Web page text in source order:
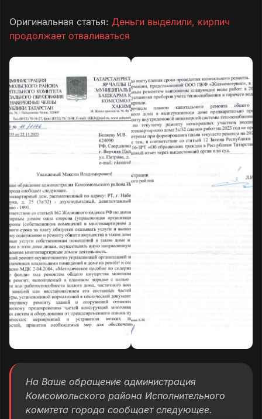
Оригинальная статья: Деньги выделили, кирпич
продолжает отваливаться
На Ваше обращение администрация
Комсомольского района Исполнительного
комитета города сообщает следующее.